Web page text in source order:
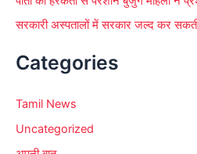
सरकारी अस्पतालों में सरकार जल्द कर
Categories
Tamil News
Uncategorized